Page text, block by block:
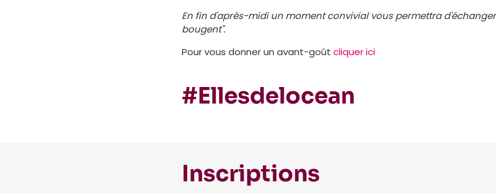
En fin d'après-midi un moment convivial vous permettra
bougent".
Pour vous donner un avant-goût cliquer ici
#Ellesdelocean
Inscriptions